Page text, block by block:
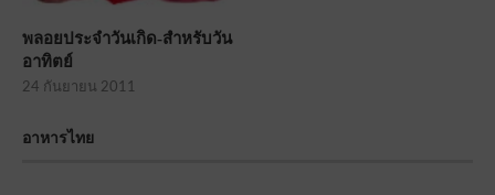
พลอยประจำวันเกิด-สำหรับวัน
อาทิตย์
24 กันยายน 2011
อาหารไทย